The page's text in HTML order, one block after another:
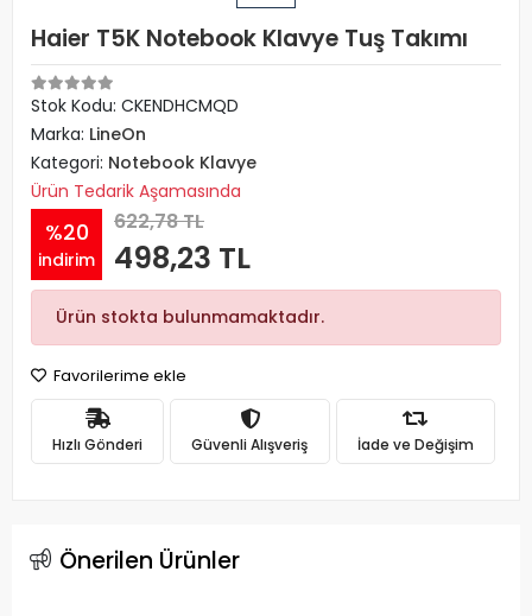
Haier T5K Notebook Klavye Tuş Takımı
Stok Kodu: CKENDHCMQD
Marka: LineOn
Kategori: Notebook Klavye
Ürün Tedarik Aşamasında
%20
indirim
622,78 TL
498,23 TL
Ürün stokta bulunmamaktadır.
Favorilerime ekle
Hızlı Gönderi Güvenli Alışveriş İade ve Değişim
Önerilen Ürünler